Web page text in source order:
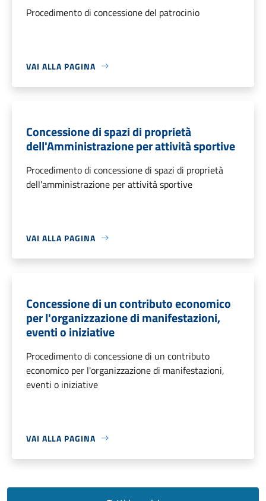
Procedimento di concessione del patrocinio
VAI ALLA PAGINA
Concessione di spazi di proprietà
dell'Amministrazione per attività sportive
Procedimento di concessione di spazi di proprietà
dell'amministrazione per attività sportive
VAI ALLA PAGINA
Concessione di un contributo economico
per l'organizzazione di manifestazioni,
eventi o iniziative
Procedimento di concessione di un contributo
economico per l'organizzazione di manifestazioni,
eventi o iniziative
VAI ALLA PAGINA